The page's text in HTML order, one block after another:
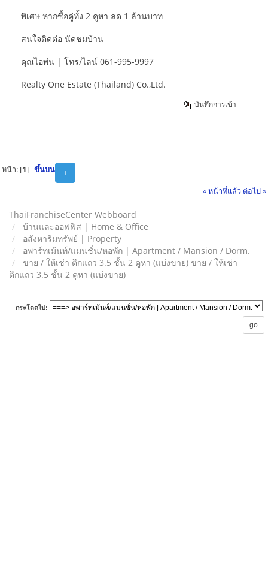
พิเศษ หากซื้อคู่ทั้ง 2 คูหา ลด 1 ล้านบาท
สนใจติดต่อ นัดชมบ้าน
คุณไอพ่น | โทร/ไลน์ 061-995-9997
Realty One Estate (Thailand) Co.,Ltd.
บันทึกการเข้า
+
หน้า: [1] ขึ้นบน
« หน้าที่แล้ว ต่อไป »
ThaiFranchiseCenter Webboard
บ้านและออฟฟิส | Home & Office
อสังหาริมทรัพย์ | Property
อพาร์ทเม้นท์/แมนชั่น/หอพัก | Apartment / Mansion / Dorm.
ขาย / ให้เช่า ตึกแถว 3.5 ชั้น 2 คูหา (แบ่งขาย) ขาย / ให้เช่า
ตึกแถว 3.5 ชั้น 2 คูหา (แบ่งขาย)
กระโดดไป: